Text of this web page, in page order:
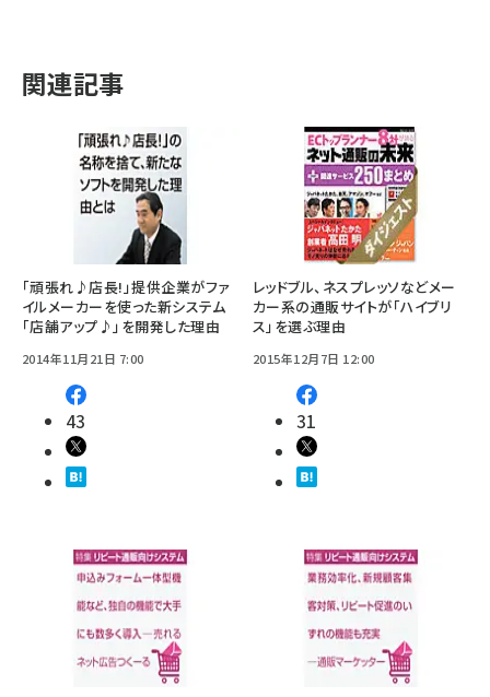
関連記事
「頑張れ♪店長!」提供企業がファ
イルメーカーを使った新システム
「店舗アップ♪」を開発した理由
2014年11月21日 7:00
43
レッドブル、ネスプレッソなどメー
カー系の通販サイトが「ハイブリ
ス」を選ぶ理由
2015年12月7日 12:00
31